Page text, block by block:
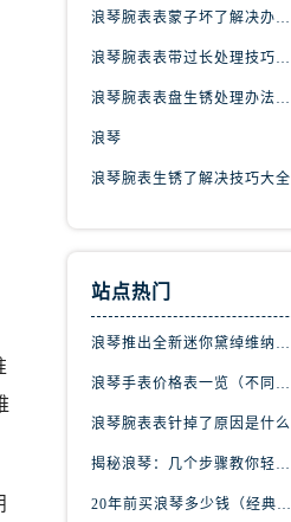
浪琴腕表表蒙子坏了解决办法推荐
浪琴腕表表带过长处理技巧集锦
浪琴腕表表盘生锈处理办法是什么
浪琴
浪琴腕表生锈了解决技巧大全
站点热门
浪琴推出全新迷你黛绰维纳系列间金腕表
浪琴手表价格表一览（不同系列与款式的价格区间）
浪琴腕表表针掉了原因是什么
揭秘浪琴：几个步骤教你轻松辨别真伪
20年前买浪琴多少钱（经典名表的市场价值回顾）